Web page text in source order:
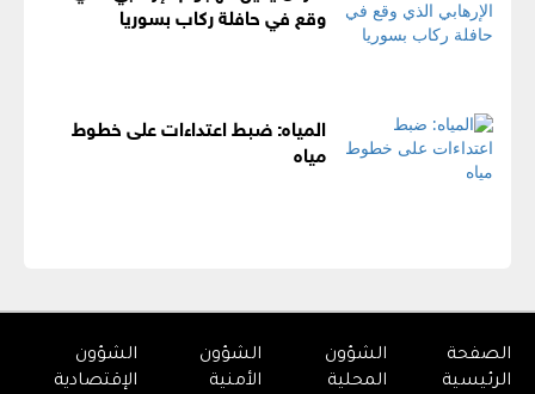
وقع في حافلة ركاب بسوريا
المياه: ضبط اعتداءات على خطوط
مياه
الصفحة
الرئيسية
الشؤون
المحلية
الشؤون
الأمنية
الشؤون
الإقتصادية